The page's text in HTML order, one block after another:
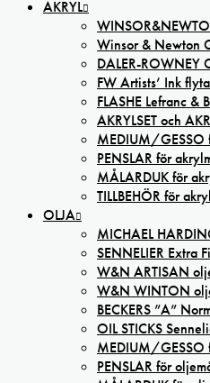
AKRYL
Winsor & Newton
DALER-ROWNEY
FW Artists’ Ink
FLASHE Lefranc &
AKRYLSET och
MEDIUM/GESSO
PENSLAR för
MÅLARDUK för
TILLBEHÖR för
OLJA
MICHAEL
SENNELIER Extra
W&N ARTISAN
W&N WINTON
BECKERS ”A”
OIL STICKS
MEDIUM/GESSO
PENSLAR för